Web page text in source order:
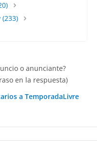
(233)
o anunciante?
en la respuesta)
a TemporadaLivre